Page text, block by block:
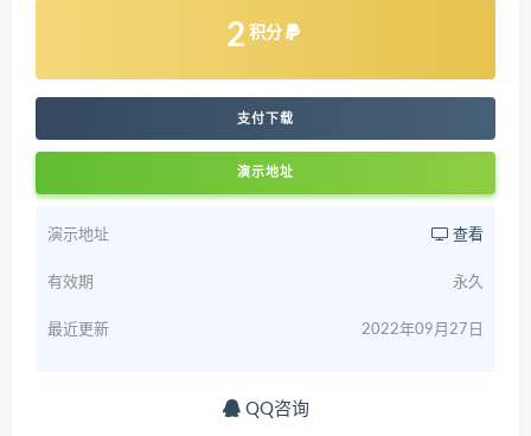
2 积分
支付下载
演示地址
演示地址 查看
有效期 永久
最近更新 2022年09月27日
QQ咨询